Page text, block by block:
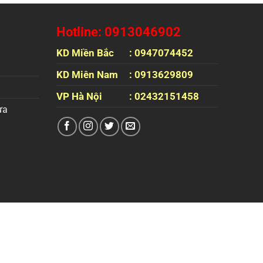
Hotline: 0913046902
KD Miền Bắc
: 0947074452
KD Miên Nam
: 0913629809
VP Hà Nội
: 02432151458